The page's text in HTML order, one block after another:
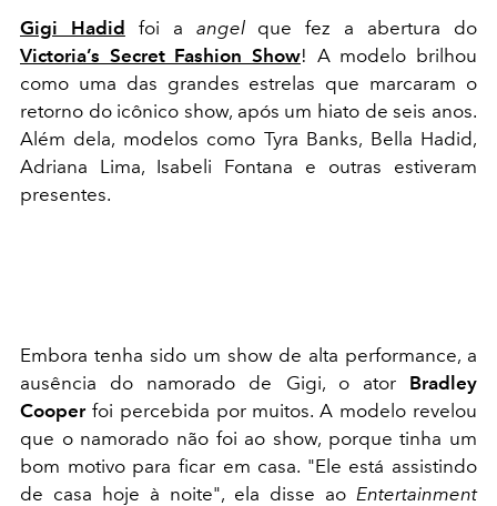
Gigi Hadid foi a angelque fez a abertura do
Victoria’s Secret Fashion Show! A modelo brilhou
como uma das grandes estrelas que marcaram o
retorno do icônico show, após um hiato de seis anos.
Além dela, modelos como Tyra Banks, Bella Hadid,
Adriana Lima, Isabeli Fontana e outras estiveram
presentes.
Embora tenha sido um show de alta performance, a
ausência do namorado de Gigi, o ator Bradley
Cooperfoi percebida por muitos. A modelo revelou
que o namorado não foi ao show, porque tinha um
bom motivo para ficar em casa. "Ele está assistindo
de casa hoje à noite", ela disse ao Entertainment